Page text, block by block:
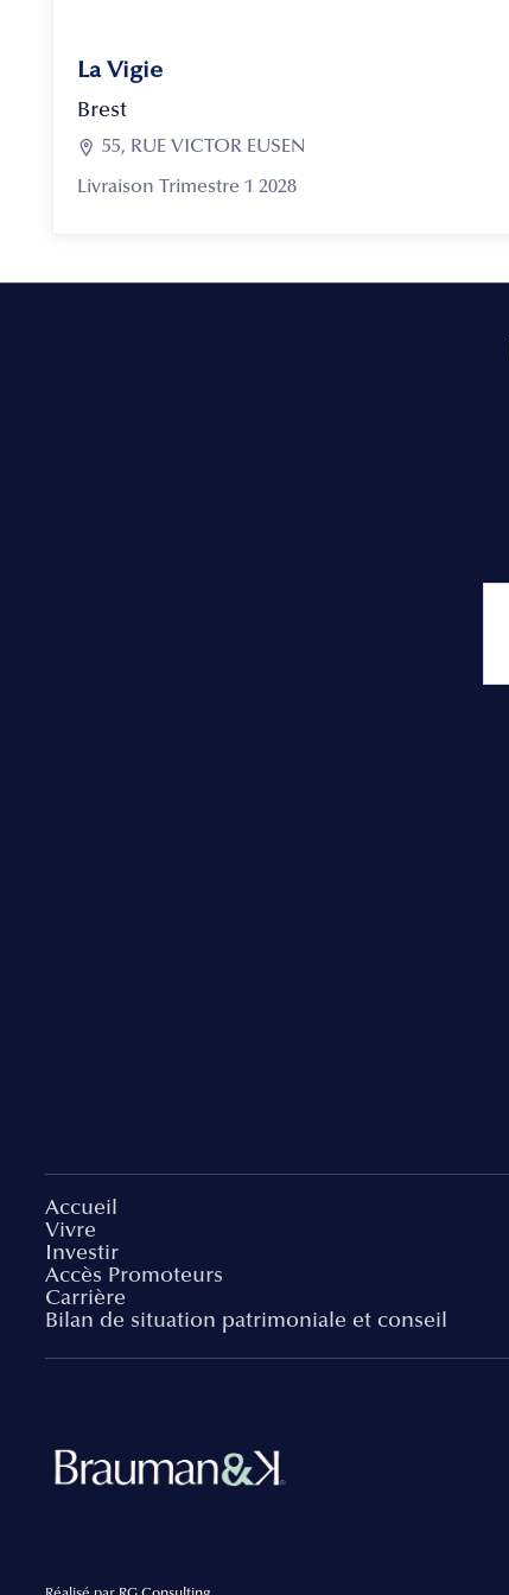
La Vigie
Brest
 55, RUE VICTOR EUSEN
Livraison Trimestre 1 2028
Accueil
Vivre
Investir
Accès Promoteurs
Carrière
Bilan de situation patrimoniale et conseil